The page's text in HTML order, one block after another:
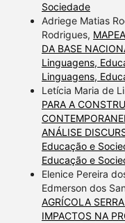
Sociedade
Adriege Matias
Rodrigues,
DA BASE
Linguagens,
Linguagens,
Letícia Maria de
PARA A
ANÁLISE
Educação e
Educação e
Elenice Pereira
Edmerson dos
AGRÍCOLA
IMPACTOS NA